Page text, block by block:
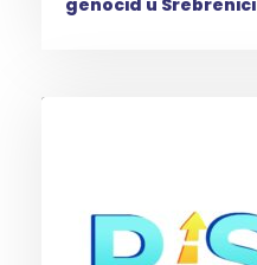
genocid u Srebrenici